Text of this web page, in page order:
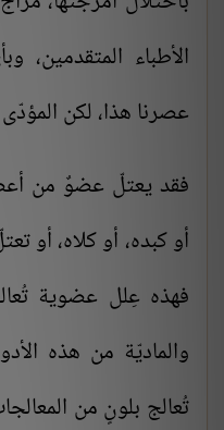
الأطباء
عصرنا هذا، لكن
فقد يعتلّ عضوٌ من
أو كبده، أو كلاه، أو
فهذه عِلل عضوية
والماديّة من هذه
تُعالج بلونٍ من